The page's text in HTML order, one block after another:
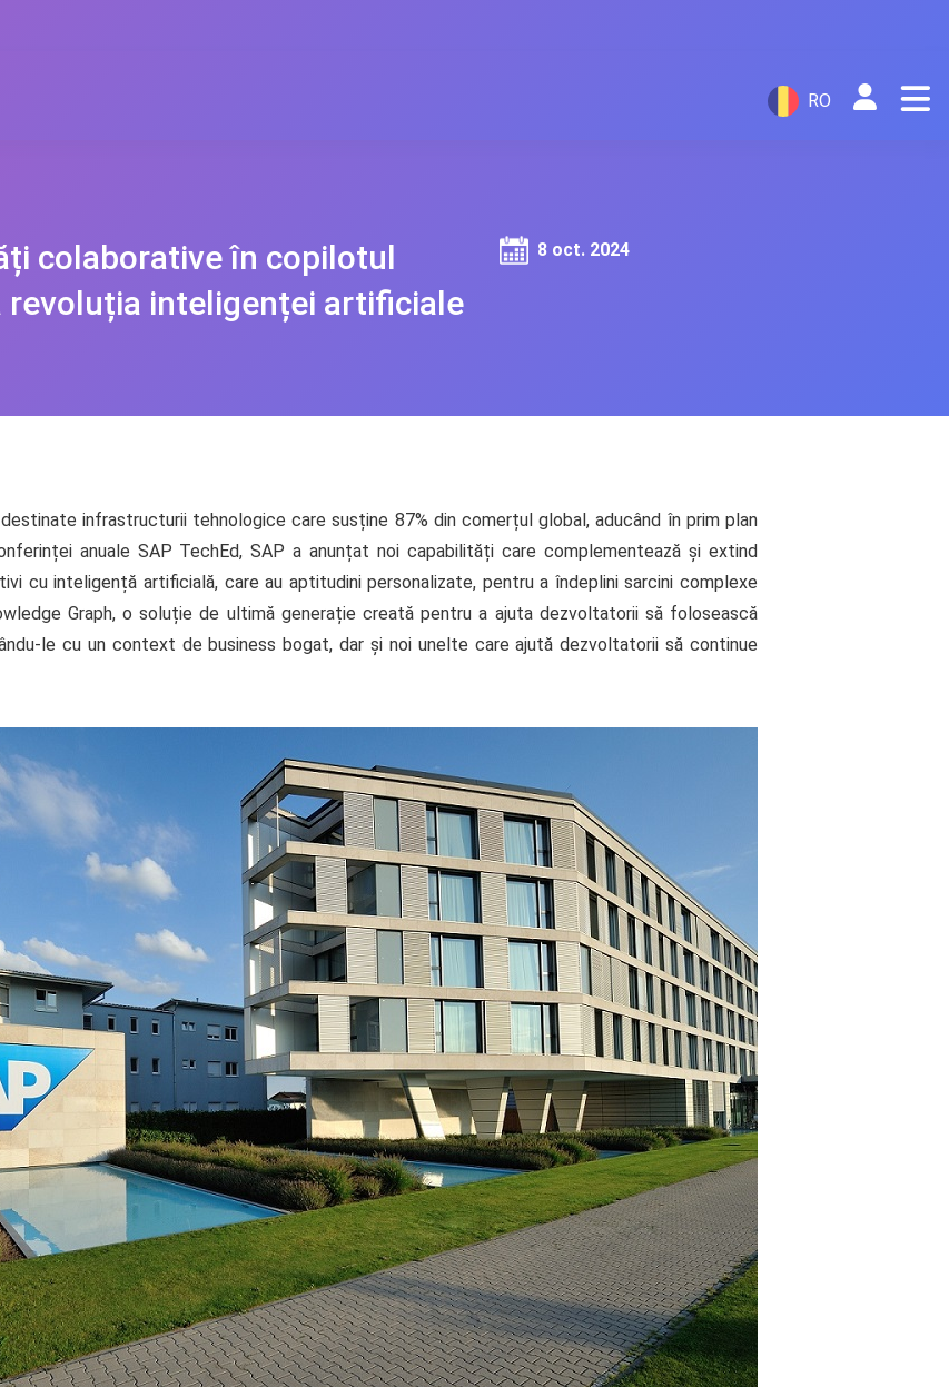
RO
colaborative în copilotul
revoluția inteligenței artificiale
8 oct. 2024
infrastructurii tehnologice care susține 87% din comerțul global, aducând în prim plan
anuale SAP TechEd, SAP a anunțat noi capabilități care complementează și extind
cu inteligență artificială, care au aptitudini personalizate, pentru a îndeplini sarcini complexe
Graph, o soluție de ultimă generație creată pentru a ajuta dezvoltatorii să folosească
le cu un context de business bogat, dar și noi unelte care ajută dezvoltatorii să continue